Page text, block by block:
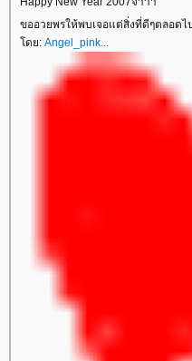
ขออวยพรให้พบเจอแต่สิ่งที่ดีๆตลอดไ
ดย: Angel_pink...